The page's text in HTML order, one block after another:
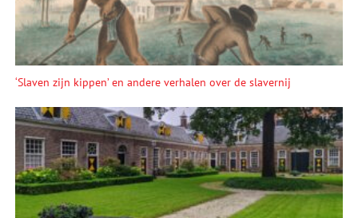
‘Slaven zijn kippen’ en andere verhalen over de slavernij